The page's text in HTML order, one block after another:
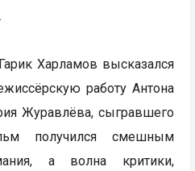
Харламов высказался
работу Антона
Журавлёва, сыгравшего
получился смешным
а волна критики,